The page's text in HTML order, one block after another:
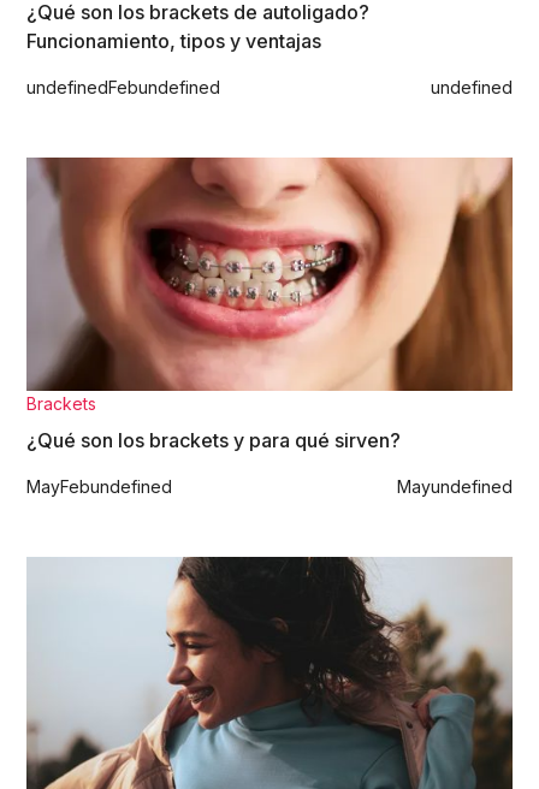
¿Qué son los brackets de autoligado?
Funcionamiento, tipos y ventajas
undefinedFebundefined undefined
Brackets
¿Qué son los brackets y para qué sirven?
MayFebundefined Mayundefined